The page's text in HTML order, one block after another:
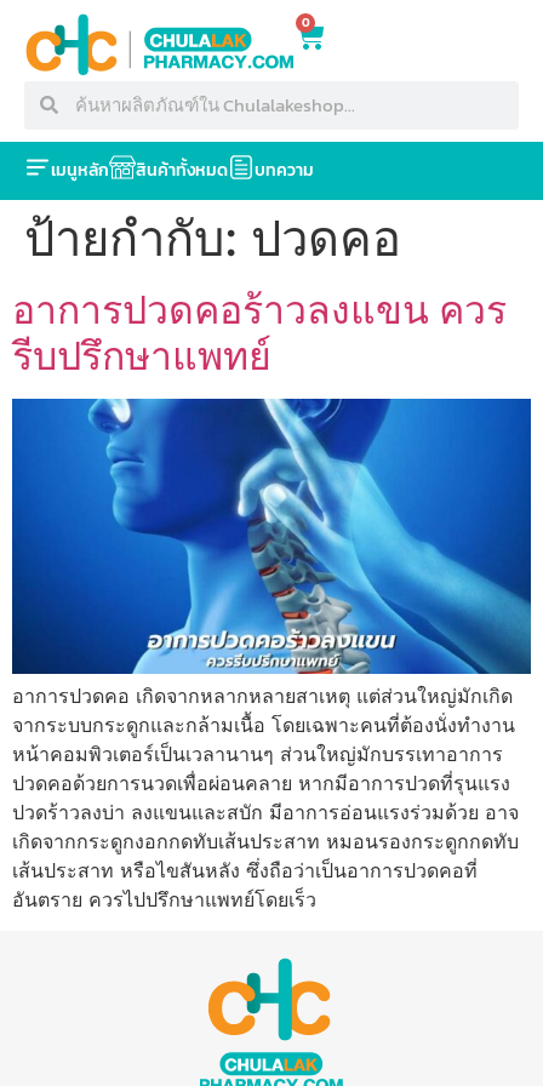
0
เมนูหลัก สินค้าทั้งหมด บทความ
ป้ายกำกับ: ปวดคอ
อาการปวดคอร้าวลงแขน ควร
รีบปรึกษาแพทย์
อาการปวดคอ เกิดจากหลากหลายสาเหตุ แต่ส่วนใหญ่มักเกิด
จากระบบกระดูกและกล้ามเนื้อ โดยเฉพาะคนที่ต้องนั่งทำงาน
หน้าคอมพิวเตอร์เป็นเวลานานๆ ส่วนใหญ่มักบรรเทาอาการ
ปวดคอด้วยการนวดเพื่อผ่อนคลาย หากมีอาการปวดที่รุนแรง
ปวดร้าวลงบ่า ลงแขนและสบัก มีอาการอ่อนแรงร่วมด้วย อาจ
เกิดจากกระดูกงอกกดทับเส้นประสาท หมอนรองกระดูกกดทับ
เส้นประสาท หรือไขสันหลัง ซึ่งถือว่าเป็นอาการปวดคอที่
อันตราย ควรไปปรึกษาแพทย์โดยเร็ว